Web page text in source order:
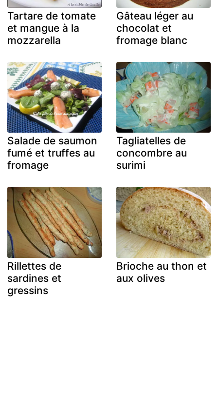
Tartare de tomate
et mangue à la
mozzarella
Gâteau léger au
chocolat et
fromage blanc
Salade de saumon
fumé et truffes au
fromage
Tagliatelles de
concombre au
surimi
Rillettes de
sardines et
gressins
Brioche au thon et
aux olives